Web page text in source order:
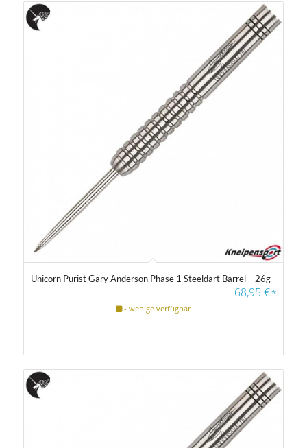
Unicorn Purist Gary Anderson Phase 1 Steeldart Barrel – 26g
68,95€*
- wenige verfügbar